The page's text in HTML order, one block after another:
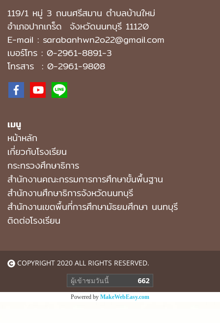
119/1 หมู่ 3 ถนนศรีสมาน ตำบลบ้านใหม่
อำเภอปากเกร็ด จังหวัดนนทบุรี 11120
E-mail : sarabanhwn2o22@gmail.com
เบอร์โทร : 0-2961-8891-3
โทรสาร : 0-2961-9808
เมนู
หน้าหลัก
เกี่ยวกับโรงเรียน
กระทรวงศึกษาธิการ
สำนักงานคณะกรรมการการศึกษาขั้นพื้นฐาน
สำนักงานศึกษาธิการจังหวัดนนทบุรี
สํานักงานเขตพื้นที่การศึกษามัธยมศึกษา นนทบุรี
ติดต่อโรงเรียน
COPYRIGHT 2020 ALL RIGHTS RESERVED.
ผู้เข้าชมวันนี้
662
Powered by MakeWebEasy.com